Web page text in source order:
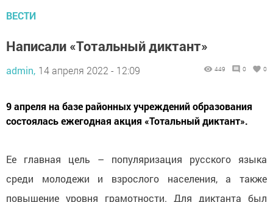
ВЕСТИ
Написали «Тотальный диктант»
admin, 14 апреля 2022 - 12:09 449 0 0
9 апреля на базе районных учреждений образования
состоялась ежегодная акция «Тотальный диктант».
Ее главная цель – популяризация русского языка
среди молодежи и взрослого населения, а также
повышение уровня грамотности. Для диктанта был